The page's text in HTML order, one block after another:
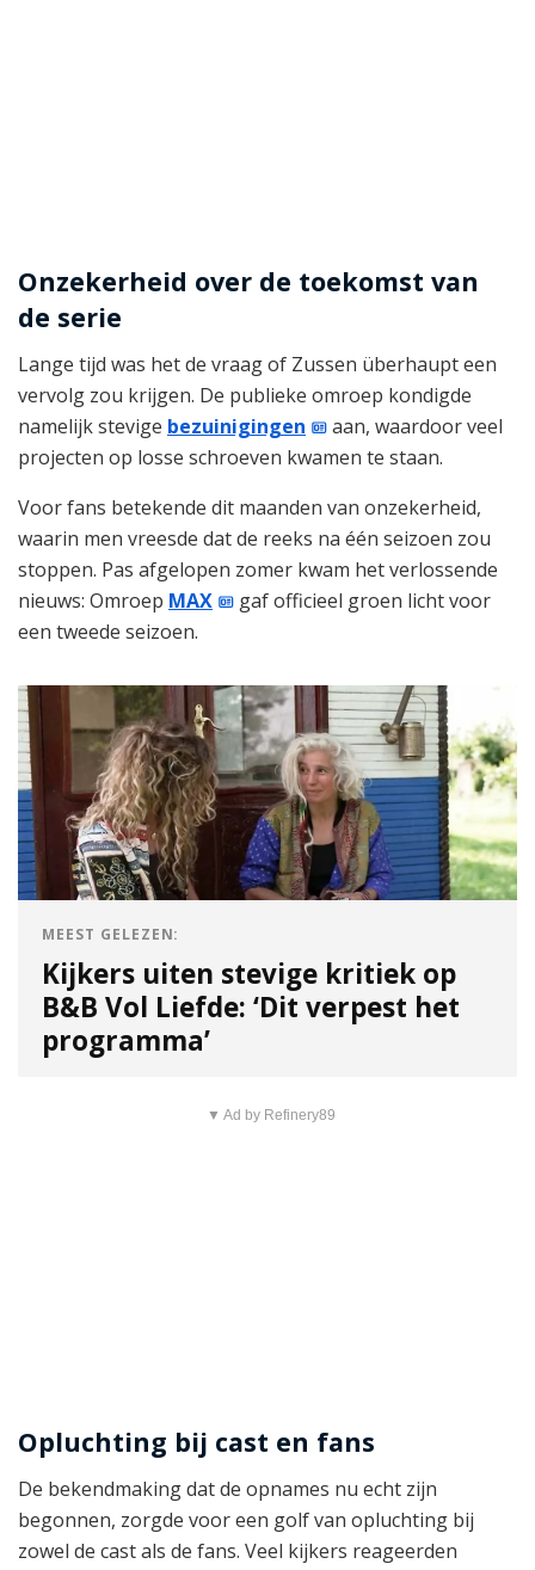
Onzekerheid over de toekomst van
de serie
Lange tijd was het de vraag of Zussen überhaupt een
vervolg zou krijgen. De publieke omroep kondigde
namelijk stevige bezuinigingen
aan, waardoor veel
projecten op losse schroeven kwamen te staan.
Voor fans betekende dit maanden van onzekerheid,
waarin men vreesde dat de reeks na één seizoen zou
stoppen. Pas afgelopen zomer kwam het verlossende
nieuws: Omroep MAX
gaf officieel groen licht voor
een tweede seizoen.
MEEST GELEZEN:
Kijkers uiten stevige kritiek op
B&B Vol Liefde: ‘Dit verpest het
programma’
▼ Ad by Refinery89
Opluchting bij cast en fans
De bekendmaking dat de opnames nu echt zijn
begonnen, zorgde voor een golf van opluchting bij
zowel de cast als de fans. Veel kijkers reageerden